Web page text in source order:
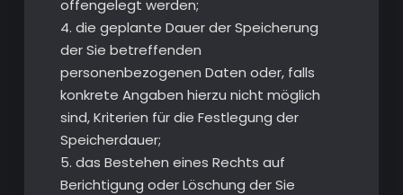
offengelegt werden;
4. die geplante Dauer der Speicherung
der Sie betreffenden
personenbezogenen Daten oder, falls
konkrete Angaben hierzu nicht möglich
sind, Kriterien für die Festlegung der
Speicherdauer;
5. das Bestehen eines Rechts auf
Berichtigung oder Löschung der Sie